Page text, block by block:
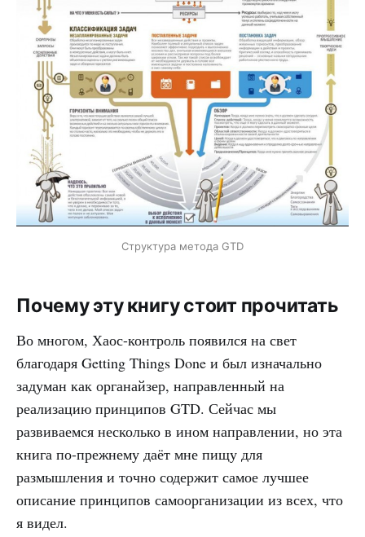
Структура метода GTD
Почему эту книгу стоит прочитать
Во многом, Хаос-контроль появился на свет
благодаря Getting Things Done и был изначально
задуман как органайзер, направленный на
реализацию принципов GTD. Сейчас мы
развиваемся несколько в ином направлении, но эта
книга по-прежнему даёт мне пищу для
размышления и точно содержит самое лучшее
описание принципов самоорганизации из всех, что
я видел.